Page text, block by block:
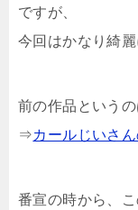
ですが、
今回はかなり綺
前の作品というの
⇒カールじいさ
番宣の時から、